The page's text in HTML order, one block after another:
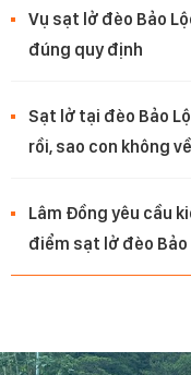
Vụ sạt lở đèo Bảo
đúng quy định
Sạt lở tại đèo Bảo
rồi, sao con không
Lâm Đồng yêu cầu
điểm sạt lở đèo Bảo